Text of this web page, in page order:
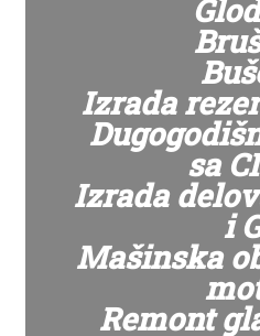
Izrada
sa
Izrada
i
Mašinska
Remont